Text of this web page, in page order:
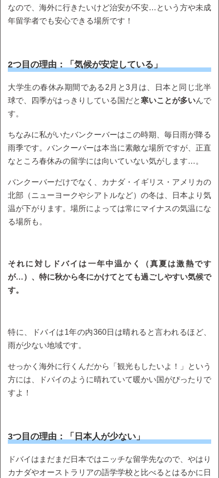
なので、海外に行きたいけど治安が不安…という方や未成
年留学者でも安心できる場所です！
2つ目の理由：「気候が安定している」
大学生の春休み期間である2月と3月は、日本と同じ北半
球で、四季がはっきりしている国だと寒いことが多いんで
す。
ちなみに私がいたバンクーバーはこの時期、毎日雨が降る
雨季です。バンクーバーは本当に素敵な場所ですが、正直
なところ春休みの留学には向いていない気がします…。
バンクーバーだけでなく、カナダ・イギリス・アメリカの
北部（ニューヨークやシアトルなど）の冬は、日本より気
温が下がります。場所によっては常にマイナスの気温にな
る場所も。
それに対しドバイは一年中温かく（真夏は激熱です
が…）、特に秋から冬にかけてとても過ごしやすい気候で
す。
特に、ドバイは1年の内360日は晴れると言われるほど、
雨が少ない地域です。
せっかく海外に行くんだから「観光もしたいよ！」という
方には、ドバイのように晴れていて暖かい国がぴったりで
すよ！
3つ目の理由：「日本人が少ない」
ドバイはまだまだ日本ではニッチな留学先なので、やはり
カナダやオーストラリアの語学学校と比べるとはるかに日